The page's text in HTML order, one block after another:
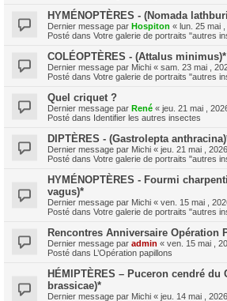
HYMÉNOPTÈRES - (Nomada
Dernier message par Hospiton « lun. 25 mai
Posté dans Votre galerie de portraits "autres
COLÉOPTÈRES - (Attalus minimus)*
Dernier message par Michi « sam. 23 mai ,
Posté dans Votre galerie de portraits "autres
Quel criquet ?
Dernier message par René « jeu. 21 mai ,
Posté dans Identifier les autres insectes
DIPTÈRES - (Gastrolepta
Dernier message par Michi « jeu. 21 mai ,
Posté dans Votre galerie de portraits "autres
HYMÉNOPTÈRES - Fourmi
vagus)*
Dernier message par Michi « ven. 15 mai ,
Posté dans Votre galerie de portraits "autres
Rencontres Anniversaire Opération
Dernier message par admin « ven. 15 mai ,
Posté dans L’Opération papillons
HÉMIPTÈRES – Puceron cendré du
brassicae)*
Dernier message par Michi « jeu. 14 mai ,